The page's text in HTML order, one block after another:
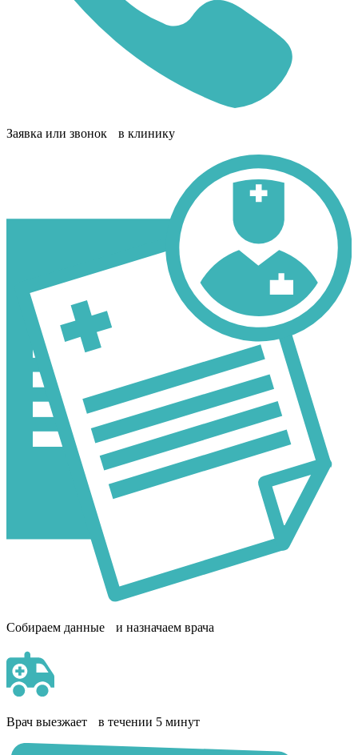
Заявка или звонок в клинику
Собираем данные и назначаем врача
Врач выезжает в течении 5 минут